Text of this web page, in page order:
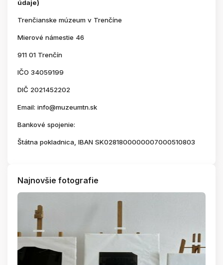
údaje)
Trenčianske múzeum v Trenčíne
Mierové námestie 46
911 01 Trenčín
IČO 34059199
DIČ 2021452202
Email: info@muzeumtn.sk
Bankové spojenie:
Štátna pokladnica, IBAN SK0281800000007000510803
Najnovšie fotografie